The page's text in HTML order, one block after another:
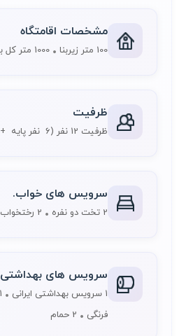
مشخصات اقامتگاه
100 متر زیربنا 1000 متر کل بنا
ظرفیت
ظرفیت 12 نفر (6 نفر پایه + 6 نفر اضافه)
سرویس های خواب.
2 تخت دو نفره 2 رختخواب سنتی
سرویس های بهداشتی
1 سرویس بهداشتی ایرانی
فرنگی
2 حمام